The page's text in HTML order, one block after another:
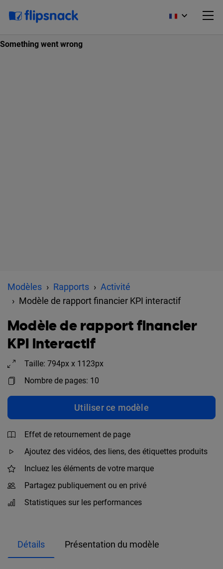
Modèles Rapports
Activité
Modèle de rapport financier KPI interactif
Modèle de rapport financier
KPI interactif
Taille: 794px x 1123px
Nombre de pages: 10
Utiliser ce modèle
Effet de retournement de page
Ajoutez des vidéos, des liens, des étiquettes produits
Incluez les éléments de votre marque
Partagez publiquement ou en privé
Statistiques sur les performances
Détails Présentation du modèle